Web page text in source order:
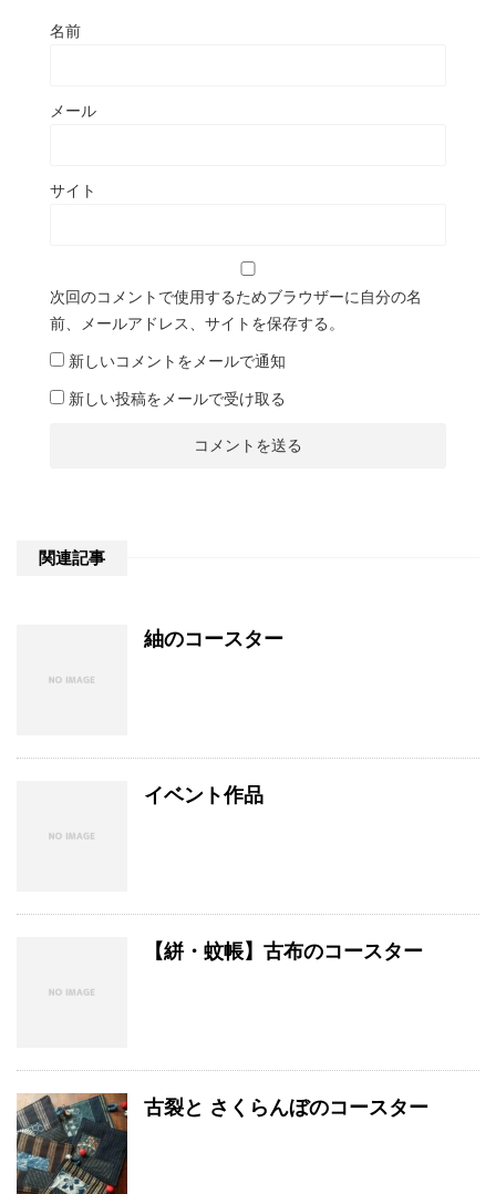
名前
メール
サイト
次回のコメントで使用するためブラウザーに自分の名
前、メールアドレス、サイトを保存する。
新しいコメントをメールで通知
新しい投稿をメールで受け取る
関連記事
紬のコースター
イベント作品
【絣・蚊帳】古布のコースター
古裂と さくらんぼのコースター